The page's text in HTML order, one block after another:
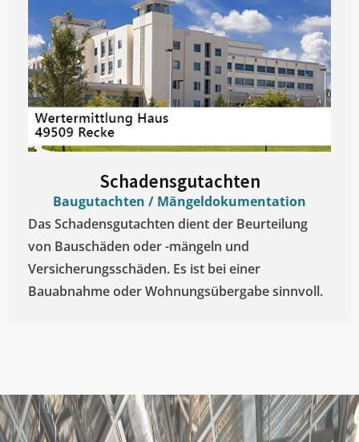
Schadensgutachten
Baugutachten / Mängeldokumentation
Das Schadensgutachten dient der Beurteilung
von Bauschäden oder -mängeln und
Versicherungsschäden. Es ist bei einer
Bauabnahme oder Wohnungsübergabe sinnvoll.